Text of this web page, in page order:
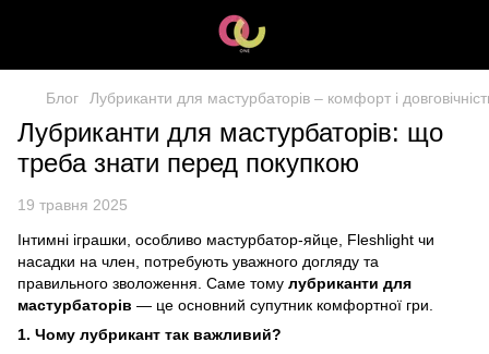
Блог Лубриканти для мастурбаторів – комфорт і
Лубриканти для мастурбаторів: що
треба знати перед покупкою
19 травня 2025
Інтимні іграшки, особливо мастурбатор-яйце, Fleshlight чи
насадки на член, потребують уважного догляду та
правильного зволоження. Саме тому лубриканти для
мастурбаторів — це основний супутник комфортної гри.
1. Чому лубрикант так важливий?